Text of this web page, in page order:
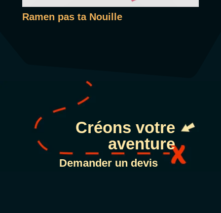
Ramen pas ta Nouille
Demander un devis
Créons votre
aventure